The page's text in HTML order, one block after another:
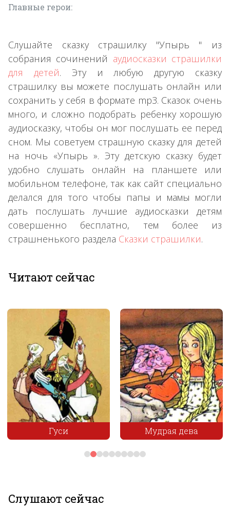
Главные герои:
Слушайте сказку страшилку "Упырь " из
собрания сочинений аудиосказки страшилки
для детей. Эту и любую другую сказку
страшилку вы можете послушать онлайн или
сохранить у себя в формате mp3. Сказок очень
много, и сложно подобрать ребенку хорошую
аудиосказку, чтобы он мог послушать ее перед
сном. Мы советуем страшную сказку для детей
на ночь «Упырь ». Эту детскую сказку будет
удобно слушать онлайн на планшете или
мобильном телефоне, так как сайт специально
делался для того чтобы папы и мамы могли
дать послушать лучшие аудиосказки детям
совершенно бесплатно, тем более из
страшненького раздела Сказки страшилки.
Читают сейчас
Гуси Мудрая дева
Слушают сейчас